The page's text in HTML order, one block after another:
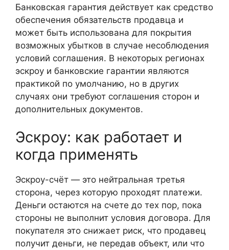
Банковская гарантия действует как средство
обеспечения обязательств продавца и
может быть использована для покрытия
возможных убытков в случае несоблюдения
условий соглашения. В некоторых регионах
эскроу и банковские гарантии являются
практикой по умолчанию, но в других
случаях они требуют соглашения сторон и
дополнительных документов.
Эскроу: как работает и
когда применять
Эскроу-счёт — это нейтральная третья
сторона, через которую проходят платежи.
Деньги остаются на счете до тех пор, пока
стороны не выполнит условия договора. Для
покупателя это снижает риск, что продавец
получит деньги, не передав объект, или что